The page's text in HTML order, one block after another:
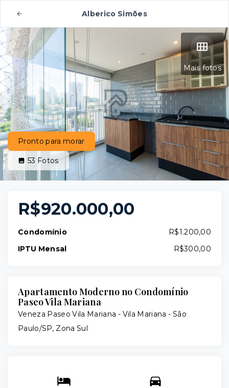
Alberico Simões
Mais fotos
Pronto para morar
53 Fotos
R$920.000,00
Condomínio
R$1.200,00
IPTU Mensal
R$300,00
Apartamento Moderno no Condomínio
Paseo Vila Mariana
Veneza Paseo Vila Mariana - Vila Mariana - São
Paulo/SP, Zona Sul